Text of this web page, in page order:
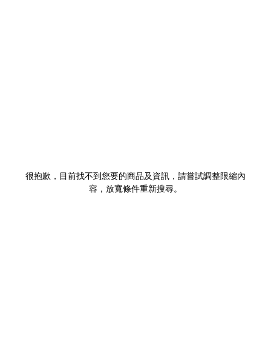
很抱歉，目前找不到您要的商品及資訊，請嘗試調整限縮內
容，放寬條件重新搜尋。